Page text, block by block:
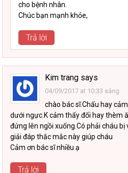
cho bệnh nhân.
Chúc bạn mạnh khỏe,
Trả lời
Kim trang says
04/09/2017 at 10:33 sáng
chào bác sĩ.Chấu hay
dưới ngực.K cảm thấy đối hay thèm
đứng lên ngồi xuống.Có phải cháu
giải đáp thắc mắc này giúp cháu
Cảm ơn bác sĩ nhiều ạ
Trả lời